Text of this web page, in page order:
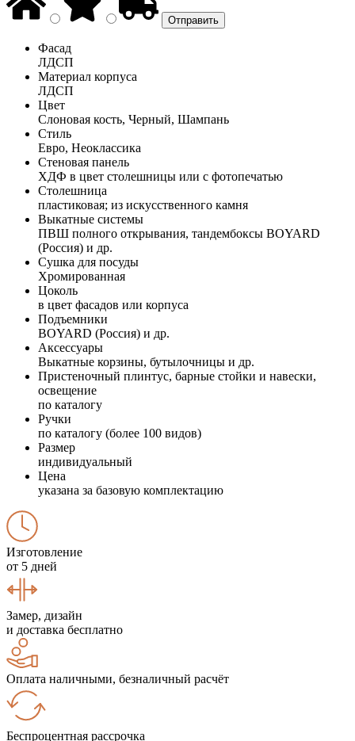
Фасад
ЛДСП
Материал корпуса
ЛДСП
Цвет
Слоновая кость, Черный, Шампань
Стиль
Евро, Неоклассика
Стеновая панель
ХДФ в цвет столешницы или с фотопечатью
Столешница
пластиковая; из искусственного камня
Выкатные системы
ПВШ полного открывания, тандембоксы BOYARD
(Россия) и др.
Сушка для посуды
Хромированная
Цоколь
в цвет фасадов или корпуса
Подъемники
BOYARD (Россия) и др.
Аксессуары
Выкатные корзины, бутылочницы и др.
Пристеночный плинтус, барные стойки и навески,
освещение
по каталогу
Ручки
по каталогу (более 100 видов)
Размер
индивидуальный
Цена
указана за базовую комплектацию
Изготовление
от 5 дней
Замер, дизайн
и доставка бесплатно
Оплата наличными, безналичный расчёт
Беспроцентная рассрочка